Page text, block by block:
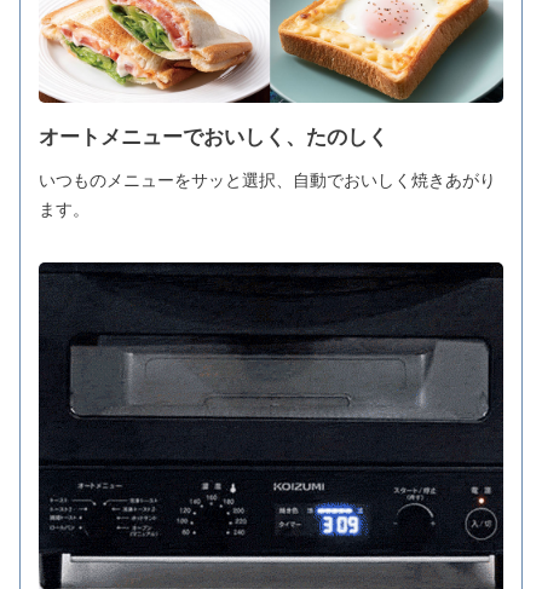
オートメニューでおいしく、たのしく
いつものメニューをサッと選択、自動でおいしく焼きあがり
ます。